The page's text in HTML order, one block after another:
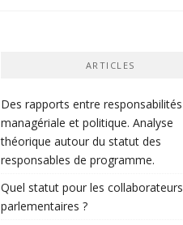
ARTICLES
Des rapports entre responsabilités
managériale et politique. Analyse
théorique autour du statut des
responsables de programme.
Quel statut pour les collaborateurs
parlementaires ?